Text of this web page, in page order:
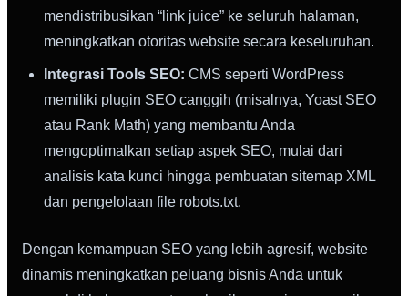
mendistribusikan “link juice” ke seluruh halaman,
meningkatkan otoritas website secara keseluruhan.
Integrasi Tools SEO: CMS seperti WordPress
memiliki plugin SEO canggih (misalnya, Yoast SEO
atau Rank Math) yang membantu Anda
mengoptimalkan setiap aspek SEO, mulai dari
analisis kata kunci hingga pembuatan sitemap XML
dan pengelolaan file robots.txt.
Dengan kemampuan SEO yang lebih agresif, website
dinamis meningkatkan peluang bisnis Anda untuk